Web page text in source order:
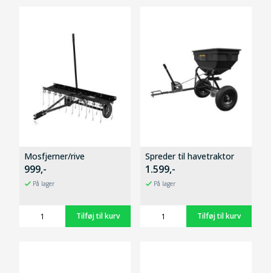
Mosfjerner/rive
999,-
På lager
Spreder til havetraktor
1.599,-
På lager